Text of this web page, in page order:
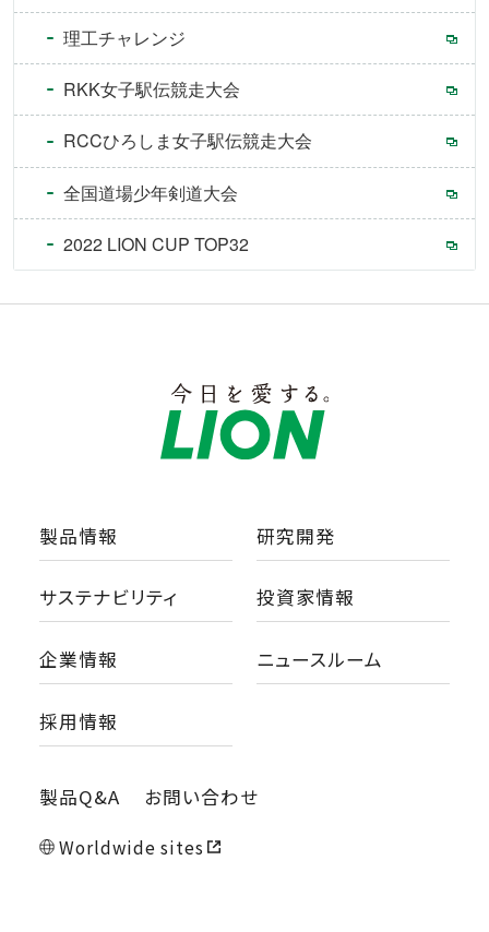
理工チャレンジ
RKK女子駅伝競走大会
RCCひろしま女子駅伝競走大会
全国道場少年剣道大会
2022 LION CUP TOP32
製品情報 研究開発
サステナビリティ 投資家情報
企業情報 ニュースルーム
採用情報
製品Q&A お問い合わせ
Worldwide sites